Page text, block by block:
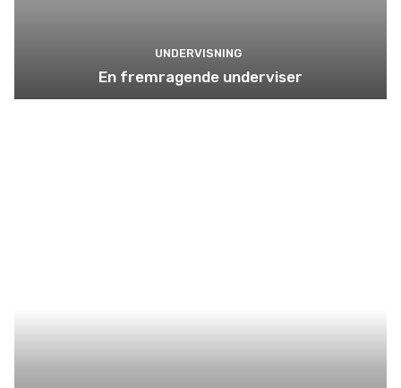
UNDERVISNING
En fremragende underviser